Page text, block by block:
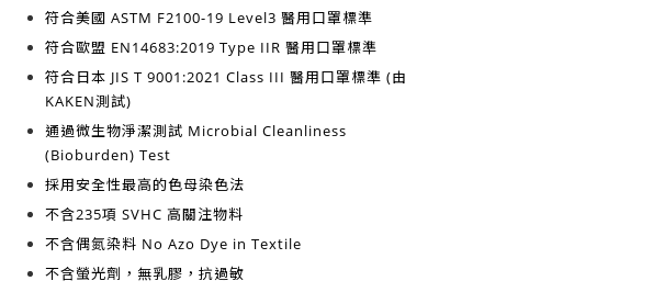
符合美國 ASTM F2100-19 Level3 醫用口罩標準
符合歐盟 EN14683:2019 Type IIR 醫用口罩標準
符合日本 JIS T 9001:2021 Class III 醫用口罩標準 (由
KAKEN測試)
通過微生物淨潔測試 Microbial Cleanliness
(Bioburden) Test
採用安全性最高的色母染色法
不含235項 SVHC 高關注物料
不含偶氮染料 No Azo Dye in Textile
不含螢光劑，無乳膠，抗過敏